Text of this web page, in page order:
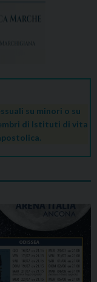
su minori o su
di Istituti di vita